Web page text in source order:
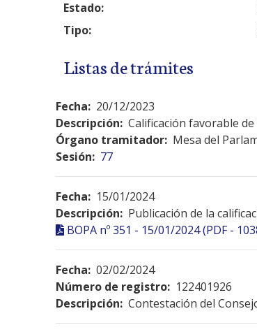
Estado:
Tipo:
Listas de trámites
Fecha: 20/12/2023
Descripción: Calificación favorable
Órgano tramitador: Mesa del
Sesión: 77
Fecha: 15/01/2024
Descripción: Publicación de la
BOPA nº 351 - 15/01/2024 (PDF -
Fecha: 02/02/2024
Número de registro: 122401926
Descripción: Contestación del